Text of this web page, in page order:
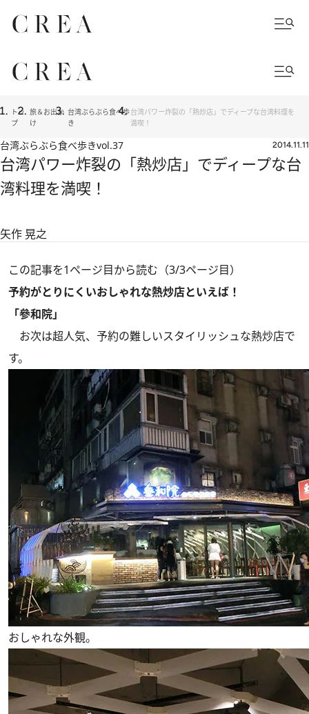
トッ
プ
旅＆お出か
け
台湾ぶらぶら食べ歩
き
台湾パワー炸裂の「熱炒店」でディープな台湾料理を
満喫！
台湾ぶらぶら食べ歩きvol.37 2014.11.11
台湾パワー炸裂の「熱炒店」でディープな台
湾料理を満喫！
矢作 晃之
この記事を1ページ目から読む（3/3ページ目）
予約がとりにくいおしゃれな熱炒店といえば！
「參和院」
お次は超人気、予約の難しいスタイリッシュな熱炒店で
す。
おしゃれな外観。